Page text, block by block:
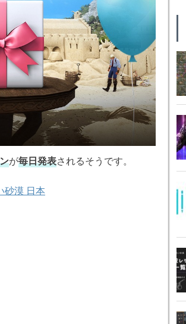
が毎日発表されるそうです。
砂漠 日本